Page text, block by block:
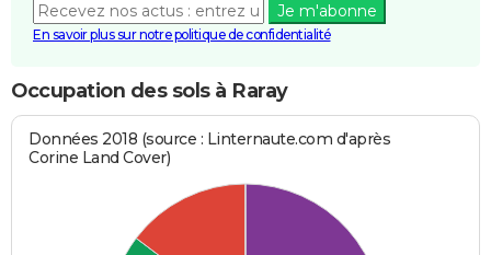
Je m'abonne
En savoir plus sur notre politique de confidentialité
Occupation des sols à Raray
Données 2018 (source : Linternaute.com d'après
Corine Land Cover)